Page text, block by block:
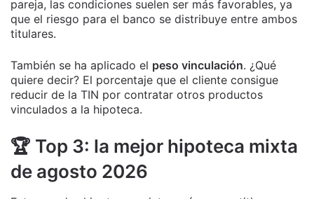
pareja, las condiciones suelen ser más favorables, ya
que el riesgo para el banco se distribuye entre ambos
titulares.
También se ha aplicado el peso vinculación. ¿Qué
quiere decir? El porcentaje que el cliente consigue
reducir de la TIN por contratar otros productos
vinculados a la hipoteca.
🏆 Top 3: la mejor hipoteca mixta
de agosto 2026